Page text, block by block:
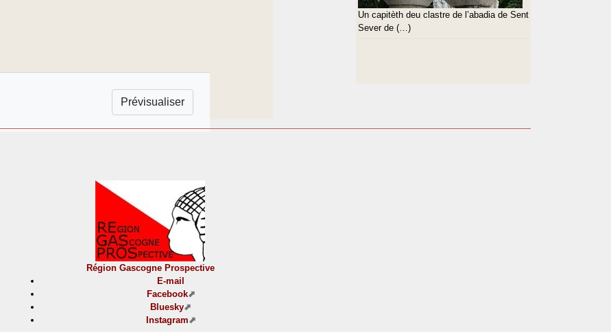
Un capitèth deu clastre de l’abadia de Sent
Sever de (…)
Région Gascogne Prospective
E-mail
Facebook
Bluesky
Instagram